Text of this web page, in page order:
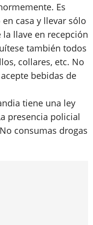
Es
casa y llevar sólo
llave en recepción
también todos
collares, etc. No
bebidas de
tiene una ley
presencia policial
consumas drogas